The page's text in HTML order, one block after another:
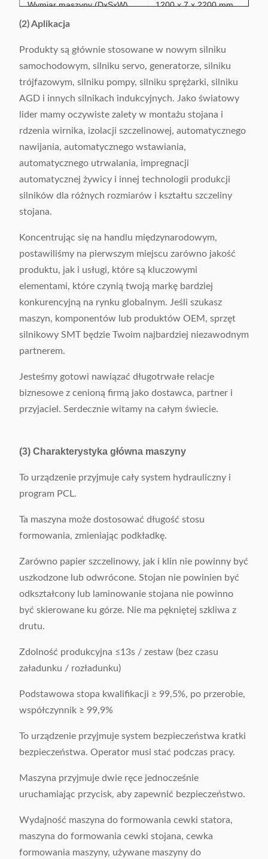
Wymiar maszyny (DxSxW)
1200 x 7 x 2200 mm
(2) Aplikacja
Produkty są głównie stosowane w nowym silniku
samochodowym, silniku servo, generatorze, silniku
trójfazowym, silniku pompy, silniku sprężarki, silniku
AGD i innych silnikach indukcyjnych. Jako światowy
lider mamy oczywiste zalety w montażu stojana i
rdzenia wirnika, izolacji szczelinowej, automatycznego
nawijania, automatycznego wstawiania,
automatycznego utrwalania, impregnacji
automatycznej żywicy i innej technologii produkcji
silników dla różnych rozmiarów i kształtu szczeliny
stojana.
Koncentrując się na handlu międzynarodowym,
postawiliśmy na pierwszym miejscu zarówno jakość
produktu, jak i usługi, które są kluczowymi
elementami, które czynią twoją markę bardziej
konkurencyjną na rynku globalnym. Jeśli szukasz
maszyn, komponentów lub produktów OEM, sprzęt
silnikowy SMT będzie Twoim najbardziej niezawodnym
partnerem.
Jesteśmy gotowi nawiązać długotrwałe relacje
biznesowe z cenioną firmą jako dostawca, partner i
przyjaciel. Serdecznie witamy na całym świecie.
(3) Charakterystyka główna maszyny
To urządzenie przyjmuje cały system hydrauliczny i
program PCL.
Ta maszyna może dostosować długość stosu
formowania, zmieniając podkładkę.
Zarówno papier szczelinowy, jak i klin nie powinny być
uszkodzone lub odwrócone. Stojan nie powinien być
odkształcony lub laminowanie stojana nie powinno
być skierowane ku górze. Nie ma pękniętej szkliwa z
drutu.
Zdolność produkcyjna ≤13s / zestaw (bez czasu
załadunku / rozładunku)
Podstawowa stopa kwalifikacji ≥ 99,5%, po przerobie,
współczynnik ≥ 99,9%
To urządzenie przyjmuje system bezpieczeństwa kratki
bezpieczeństwa. Operator musi stać podczas pracy.
Maszyna przyjmuje dwie ręce jednocześnie
uruchamiając przycisk, aby zapewnić bezpieczeństwo.
Wydajność maszyna do formowania cewki statora,
maszyna do formowania cewki stojana, cewka
formowania maszyny, używane maszyny do